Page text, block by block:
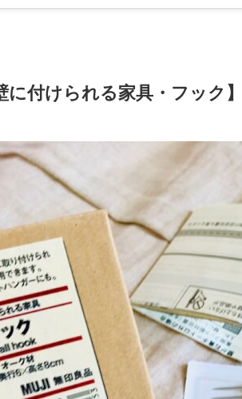
に付けられる家具・フック